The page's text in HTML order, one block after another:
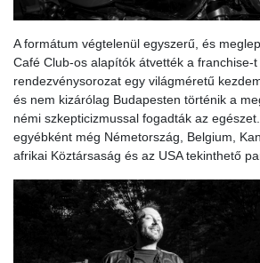
A formátum végtelenül egyszerű, és
Café Club-os alapítók átvették a franchise-t
rendezvénysorozat egy világméretű
és nem kizárólag Budapesten történik a
némi szkepticizmussal fogadták az
egyébként még Németország, Belgium,
afrikai Köztársaság és az USA tekinthető